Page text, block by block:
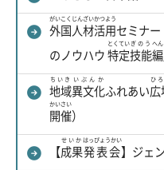
外国
がいこく
人材
じんざい
活用
かつよう
セミナー
のノウハウ特定
とくてい
技能
ぎのう
編
へん
地域
ちいき
異文化
いぶんか
ふれあい
ひ
開催
かいさい
）
【成果
せいか
発表会
はっぴょうかい
】ジェ